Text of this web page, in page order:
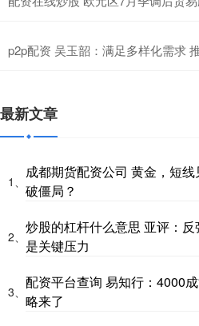
p2p配资 吴玉韶：满足多样化需求
最新文章
1、
成都期货配资公司 黄金，短
破僵局？
2、
炒股的杠杆什么意思 亚评：
是关键压力
3、
配资平台查询 易知行：4000
略来了